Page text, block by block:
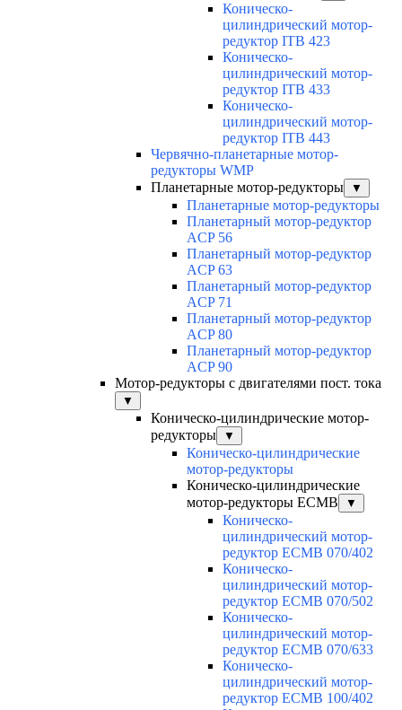
Коническо-
цилиндрический мотор-
редуктор ITB 423
Коническо-
цилиндрический мотор-
редуктор ITB 433
Коническо-
цилиндрический мотор-
редуктор ITB 443
Червячно-планетарные мотор-
редукторы WMP
Планетарные мотор-редукторы
▼
Планетарные мотор-редукторы
Планетарный мотор-редуктор
ACP 56
Планетарный мотор-редуктор
ACP 63
Планетарный мотор-редуктор
ACP 71
Планетарный мотор-редуктор
ACP 80
Планетарный мотор-редуктор
ACP 90
Мотор-редукторы с двигателями пост. тока
▼
Коническо-цилиндрические мотор-
редукторы
▼
Коническо-цилиндрические
мотор-редукторы
Коническо-цилиндрические
мотор-редукторы ECMB
▼
Коническо-
цилиндрический мотор-
редуктор ECMB 070/402
Коническо-
цилиндрический мотор-
редуктор ECMB 070/502
Коническо-
цилиндрический мотор-
редуктор ECMB 070/633
Коническо-
цилиндрический мотор-
редуктор ECMB 100/402